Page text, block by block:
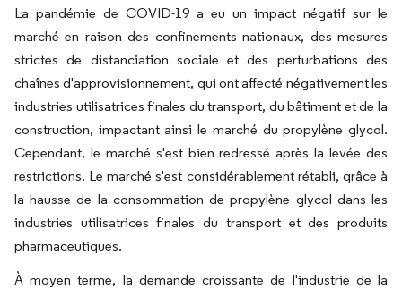
La pandémie de COVID-19 a eu un impact négatif sur le
marché en raison des confinements nationaux, des mesures
strictes de distanciation sociale et des perturbations des
chaînes d'approvisionnement, qui ont affecté négativement les
industries utilisatrices finales du transport, du bâtiment et de la
construction, impactant ainsi le marché du propylène glycol.
Cependant, le marché s'est bien redressé après la levée des
restrictions. Le marché s'est considérablement rétabli, grâce à
la hausse de la consommation de propylène glycol dans les
industries utilisatrices finales du transport et des produits
pharmaceutiques.
À moyen terme, la demande croissante de l'industrie de la